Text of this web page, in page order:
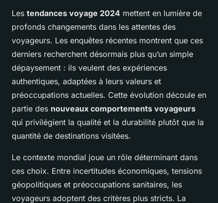
Les tendances voyage 2024 mettent en lumière de
profonds changements dans les attentes des
voyageurs. Les enquêtes récentes montrent que ces
derniers recherchent désormais plus qu’un simple
dépaysement : ils veulent des expériences
authentiques, adaptées à leurs valeurs et
préoccupations actuelles. Cette évolution découle en
partie des nouveaux comportements voyageurs
qui privilégient la qualité et la durabilité plutôt que la
quantité de destinations visitées.
Le contexte mondial joue un rôle déterminant dans
ces choix. Entre incertitudes économiques, tensions
géopolitiques et préoccupations sanitaires, les
voyageurs adoptent des critères plus stricts. La